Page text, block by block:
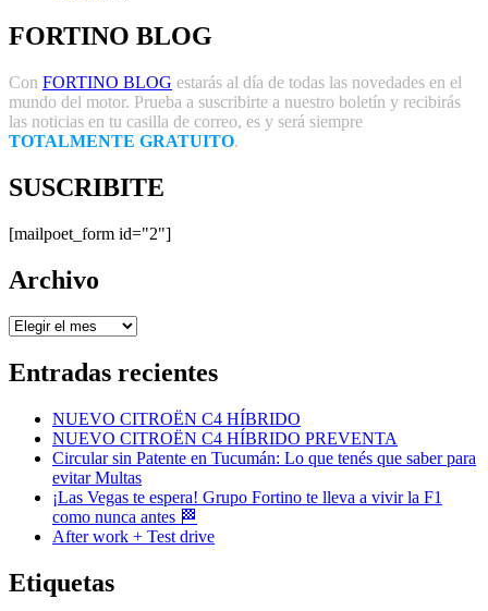
FORTINO BLOG
Con FORTINO BLOG estarás al día de todas las novedades en el
mundo del motor. Prueba a suscribirte a nuestro boletín y recibirás
las noticias en tu casilla de correo, es y será siempre
TOTALMENTE GRATUITO.
SUSCRIBITE
[mailpoet_form id="2"]
Archivo
Archivo
Entradas recientes
NUEVO CITROËN C4 HÍBRIDO
NUEVO CITROËN C4 HÍBRIDO PREVENTA
Circular sin Patente en Tucumán: Lo que tenés que saber para
evitar Multas
¡Las Vegas te espera! Grupo Fortino te lleva a vivir la F1
como nunca antes 🏁
After work + Test drive
Etiquetas